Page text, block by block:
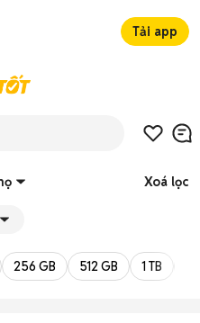
Tải app
Xoá lọc
256 GB 512 GB 1 TB